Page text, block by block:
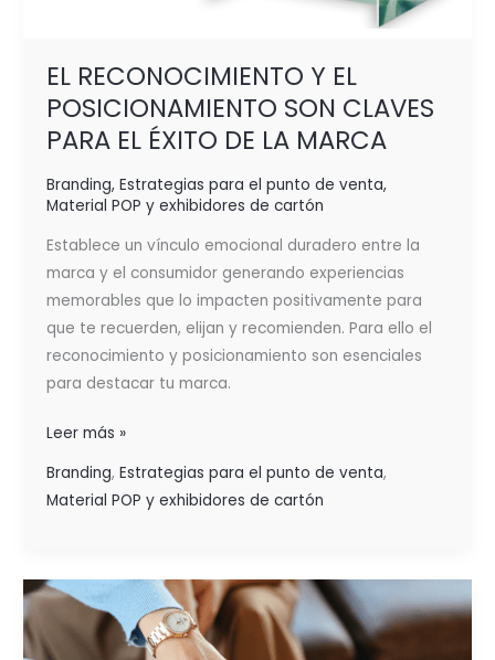
EL RECONOCIMIENTO Y EL
POSICIONAMIENTO SON CLAVES
PARA EL ÉXITO DE LA MARCA
Branding, Estrategias para el punto de venta,
Material POP y exhibidores de cartón
Establece un vínculo emocional duradero entre la
marca y el consumidor generando experiencias
memorables que lo impacten positivamente para
que te recuerden, elijan y recomienden. Para ello el
reconocimiento y posicionamiento son esenciales
para destacar tu marca.
Leer más »
Branding, Estrategias para el punto de venta,
Material POP y exhibidores de cartón
ESTRATEGIAS
MARKETING